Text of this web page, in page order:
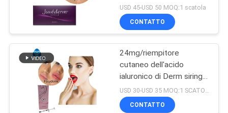
ialuronico di ml Ultra4 per
le labbra 2*1ml
USD 45-USD 50 MOQ:1 scatola
CONTATTO
24mg/riempitore
cutaneo dell'acido
ialuronico di Derm siringa
di ml 2ml
CONTATTO